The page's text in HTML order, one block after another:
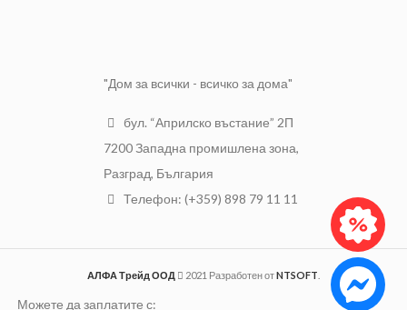
"Дом за всички - всичко за дома"
бул. “Априлско въстание” 2П
7200 Западна промишлена зона,
Разград, България
Телефон: (+359) 898 79 11 11
АЛФА Трейд ООД 2021 Разработен отNTSOFT
Можете да заплатите с: